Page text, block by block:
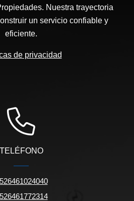
Nuestra trayectoria
un servicio confiable y
eficiente.
de privacidad
TELÉFONO